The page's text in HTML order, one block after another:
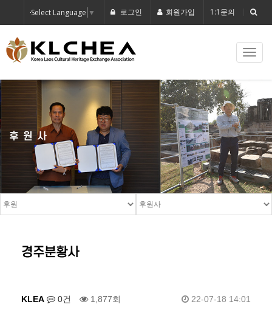
Select Language ▼ 로그인 회원가입 1:1문의
후원사
경주분황사
KLEA 0건 1,877회 22-07-18 14:01